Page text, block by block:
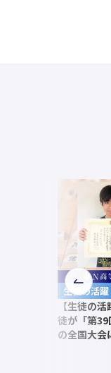
前
へ
生徒の活躍
【生徒の
徒が「第39
の全国大会